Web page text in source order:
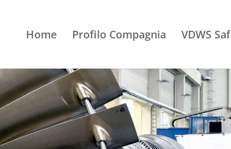
Home Profilo Compagnia VDWS